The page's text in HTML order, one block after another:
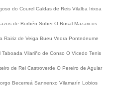
do Courel Caldas de Reis Vilalba Irixoa
de Borbén Sober O Rosal Mazaricos
Rairiz de Veiga Bueu Vedra Pontedeume
Taboada Vilariño de Conso O Vicedo Tenis
de Rei Castroverde O Pereiro de Aguiar
Becerreá Sanxenxo Vilamarín Lobios